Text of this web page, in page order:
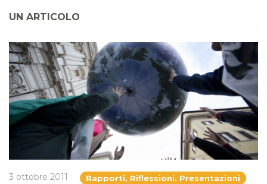
UN ARTICOLO
3 ottobre 2011 Rapporti, Riflessioni, Presentazioni